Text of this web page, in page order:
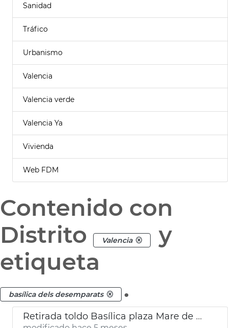
Sanidad
Tráfico
Urbanismo
Valencia
Valencia verde
Valencia Ya
Vivienda
Web FDM
Contenido con
Distrito
Valencia
y
etiqueta
basílica dels desemparats .
Retirada toldo Basílica plaza Mare de Déu